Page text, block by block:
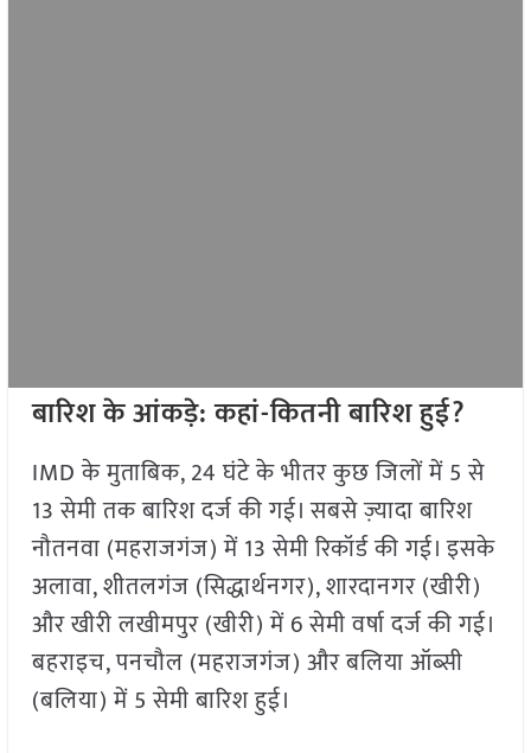
बारिश के आंकड़े: कहां-कितनी बारिश हुई?
IMD के मुताबिक, 24 घंटे के भीतर कुछ जिलों में 5 से
13 सेमी तक बारिश दर्ज की गई। सबसे ज़्यादा बारिश
नौतनवा (महराजगंज) में 13 सेमी रिकॉर्ड की गई। इसके
अलावा, शीतलगंज (सिद्धार्थनगर), शारदानगर (खीरी)
और खीरी लखीमपुर (खीरी) में 6 सेमी वर्षा दर्ज की गई।
बहराइच, पनचौल (महराजगंज) और बलिया ऑब्सी
(बलिया) में 5 सेमी बारिश हुई।